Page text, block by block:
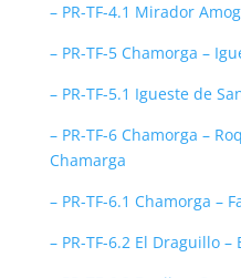
– PR-TF-4.1 Mirador
– PR-TF-5 Chamorga –
– PR-TF-5.1 Igueste de
– PR-TF-6 Chamorga –
Chamarga
– PR-TF-6.1 Chamorga –
– PR-TF-6.2 El Draguillo